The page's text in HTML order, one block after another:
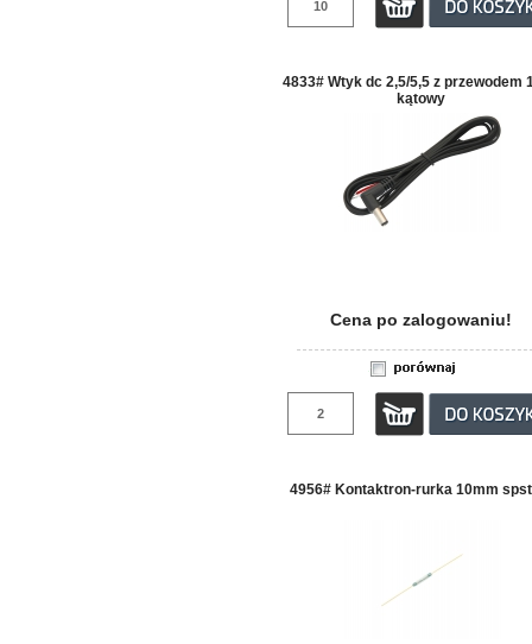
4833# Wtyk dc 2,5/5,5 z przewodem
kątowy
Cena po zalogowaniu!
4956# Kontaktron-rurka 10mm